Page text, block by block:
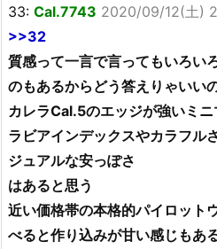
33: Cal.7743 2020/09/12(土)
>>32
質感って一言で言ってもいろい
のもあるからどう答えりゃいい
カレラCal.5のエッジが強いミ
ラビアインデックスやカラフル
ジュアルな安っぽさ
はあると思う
近い価格帯の本格的パイロット
べると作り込みが甘い感じもあ